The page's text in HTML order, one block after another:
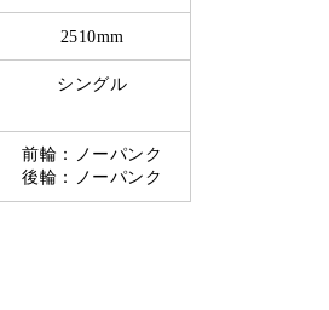
2510mm
シングル
前輪：ノーパンク
後輪：ノーパンク